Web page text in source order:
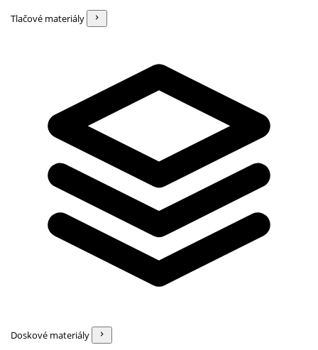
Tlačové materiály
Doskové materiály